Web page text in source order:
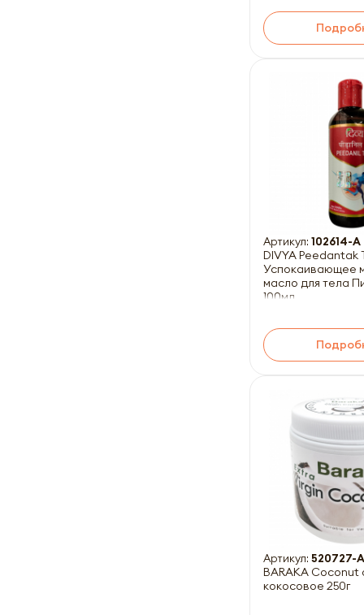
Артикул: 102614-A
DIVYA Peedantak
Успокаивающее
масло для тела
100мл
Артикул: 520727-A
BARAKA Coconut
кокосовое 250г